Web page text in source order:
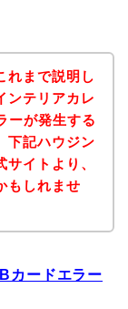
れまで説明し
ンテリアカレ
ーが発生する
下記ハウジン
イトより、
もしれませ
カードエラー